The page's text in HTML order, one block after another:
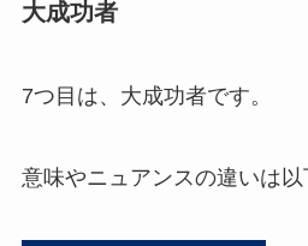
大成功者
7つ目は、大成功者です。
意味やニュアンスの違いは以